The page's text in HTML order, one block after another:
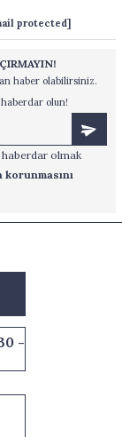
protected]
haber olabilirsiniz.
olun!
olmak
-